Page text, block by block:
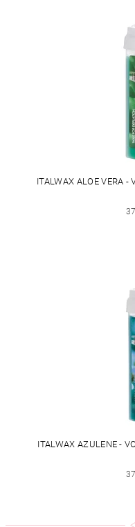
ITALWAX ALOE VERA -
ITALWAX AZULENE -